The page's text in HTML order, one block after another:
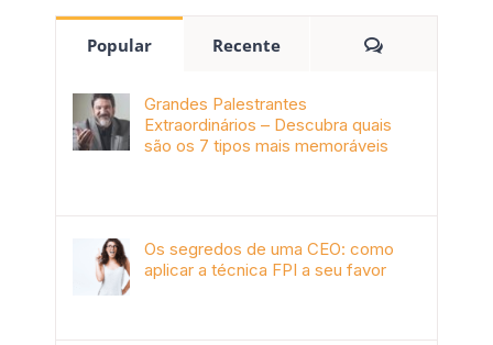
Popular Recente
Grandes Palestrantes
Extraordinários – Descubra quais
são os 7 tipos mais memoráveis
Os segredos de uma CEO: como
aplicar a técnica FPI a seu favor